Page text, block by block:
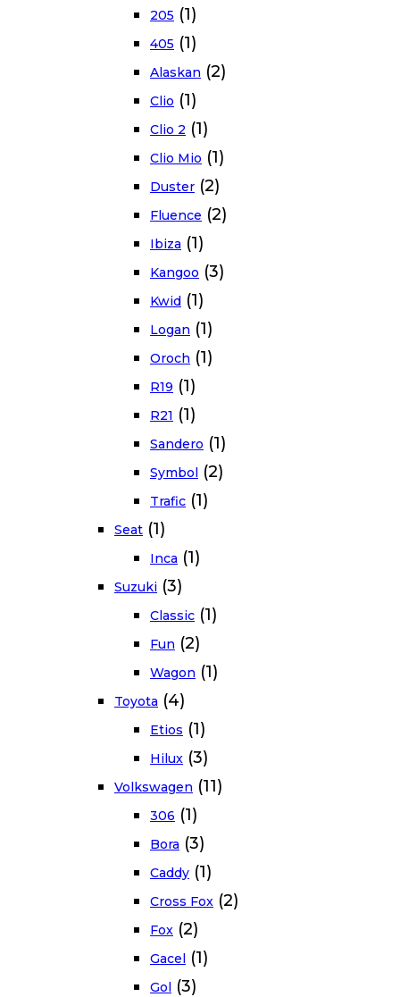
205 (1)
405 (1)
Alaskan (2)
Clio (1)
Clio 2 (1)
Clio Mio (1)
Duster (2)
Fluence (2)
Ibiza (1)
Kangoo (3)
Kwid (1)
Logan (1)
Oroch (1)
R19 (1)
R21 (1)
Sandero (1)
Symbol (2)
Trafic (1)
Seat (1)
Inca (1)
Suzuki (3)
Classic (1)
Fun (2)
Wagon (1)
Toyota (4)
Etios (1)
Hilux (3)
Volkswagen (11)
306 (1)
Bora (3)
Caddy (1)
Cross Fox (2)
Fox (2)
Gacel (1)
Gol (3)